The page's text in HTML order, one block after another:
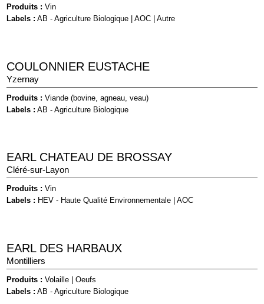
Produits : Vin
Labels : AB - Agriculture Biologique |AOC |Autre
COULONNIER EUSTACHE
Yzernay
Produits : Viande (bovine, agneau, veau)
Labels : AB - Agriculture Biologique
EARL CHATEAU DE BROSSAY
Cléré-sur-Layon
Produits : Vin
Labels : HEV - Haute Qualité Environnementale |AOC
EARL DES HARBAUX
Montilliers
Produits : Volaille |Oeufs
Labels : AB - Agriculture Biologique